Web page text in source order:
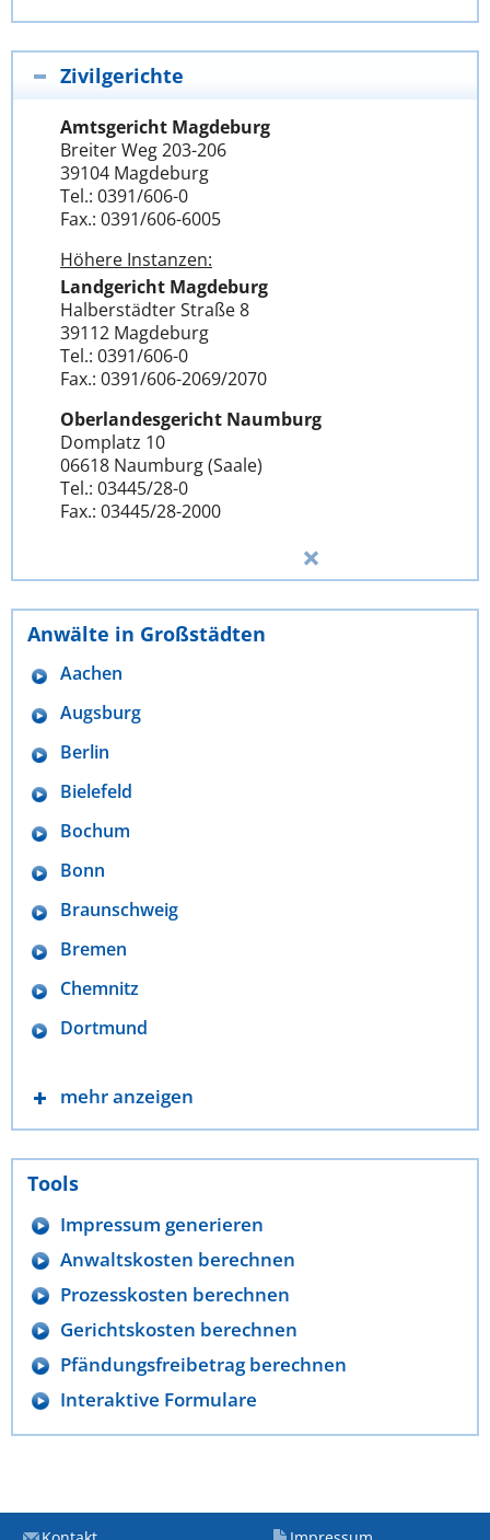
Zivilgerichte
Amtsgericht Magdeburg
Breiter Weg 203-206
39104 Magdeburg
Tel.: 0391/606-0
Fax.: 0391/606-6005
Höhere Instanzen:
Landgericht Magdeburg
Halberstädter Straße 8
39112 Magdeburg
Tel.: 0391/606-0
Fax.: 0391/606-2069/2070
Oberlandesgericht Naumburg
Domplatz 10
06618 Naumburg (Saale)
Tel.: 03445/28-0
Fax.: 03445/28-2000
Anwälte in Großstädten
Aachen
Augsburg
Berlin
Bielefeld
Bochum
Bonn
Braunschweig
Bremen
Chemnitz
Dortmund
mehr anzeigen
Tools
Impressum generieren
Anwaltskosten berechnen
Prozesskosten berechnen
Gerichtskosten berechnen
Pfändungsfreibetrag berechnen
Interaktive Formulare